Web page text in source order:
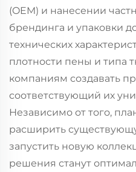
(OEM) и нанесении
брендинга и упаковки
технических
плотности пены и типа
компаниям создавать
соответствующий их
Независимо от того,
расширить
запустить новую
решения станут